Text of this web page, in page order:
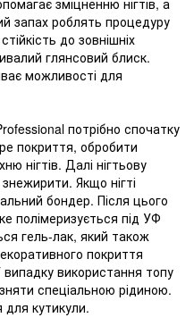
запах роблять процедуру
до зовнішніх
глянсовий блиск.
можливості для
потрібно спочатку
покриття, обробити
нігтів. Далі нігтьову
Якщо нігті
бондер. Після цього
полімеризується під УФ
гель-лак, який також
покриття
використання топу
спеціальною рідиною.
кутикули.